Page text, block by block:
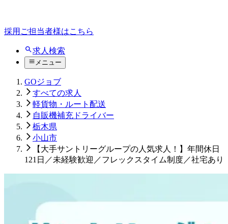
採用ご担当者様はこちら
求人検索
メニュー
GOジョブ
すべての求人
軽貨物・ルート配送
自販機補充ドライバー
栃木県
小山市
【大手サントリーグループの人気求人！】年間休日
121日／未経験歓迎／フレックスタイム制度／社宅あり